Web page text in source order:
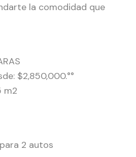
la comodidad que
$2,850,000.°°
m2
2 autos